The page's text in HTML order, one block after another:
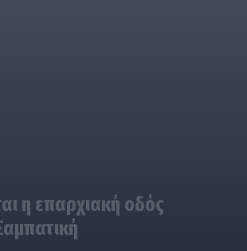
η επαρχιακή οδός